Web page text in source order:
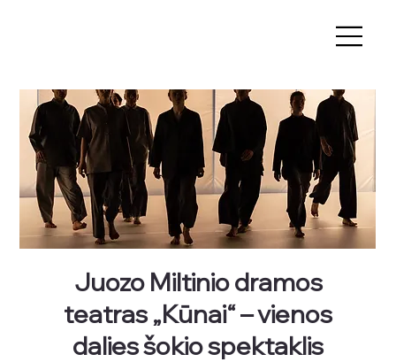
Juozo Miltinio dramos
teatras „Kūnai“ – vienos
dalies šokio spektaklis